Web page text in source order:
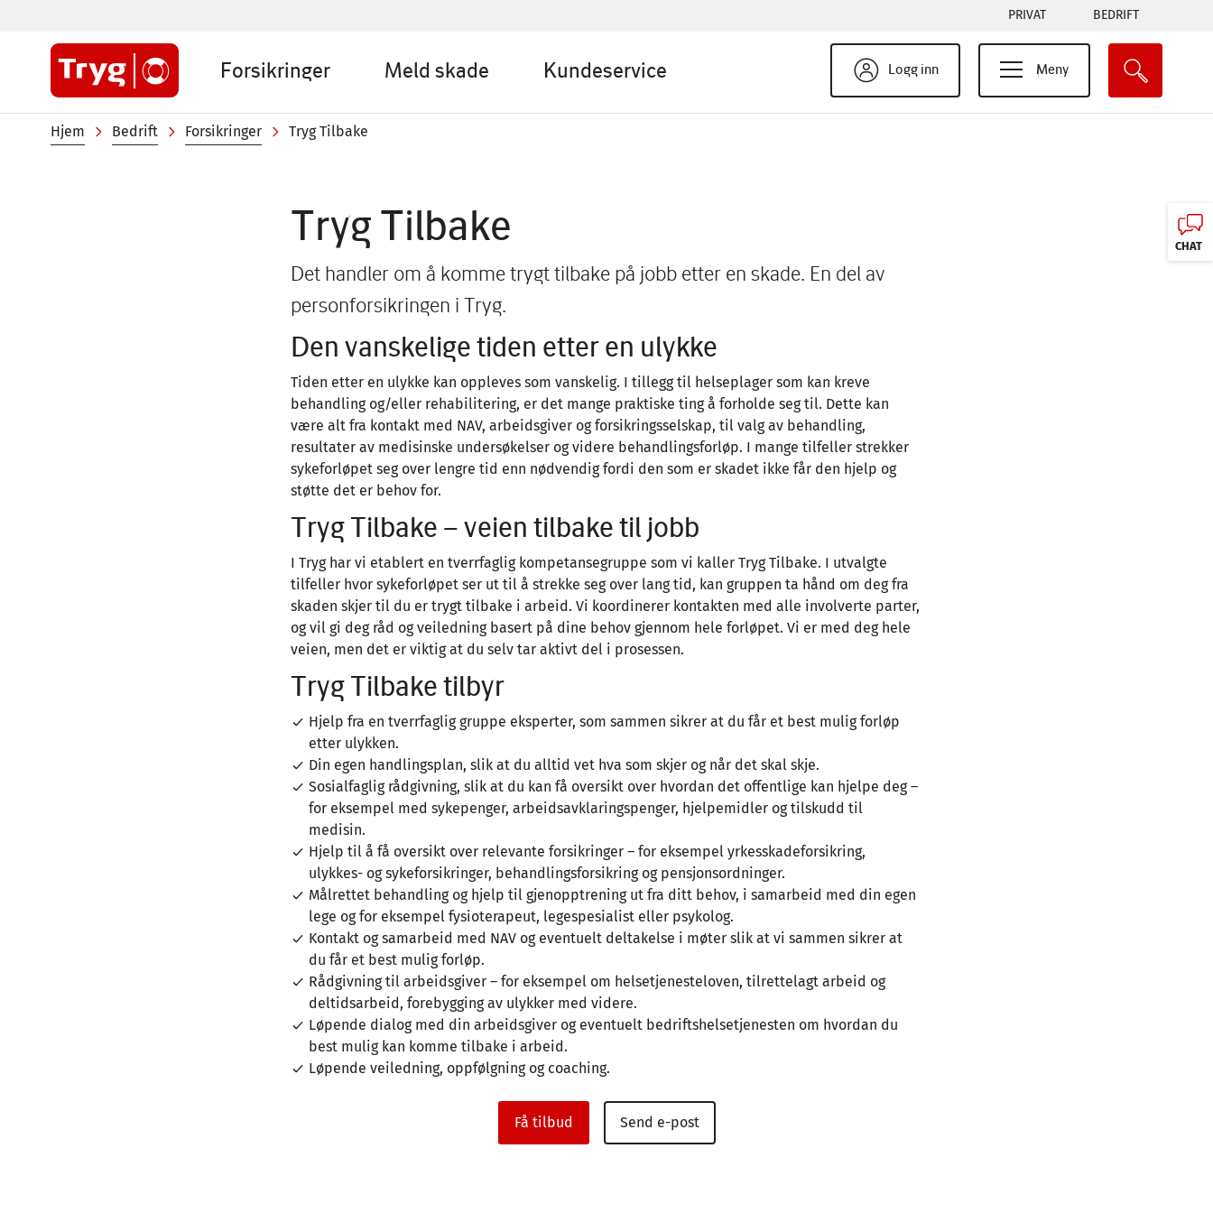
hovedinnhold
Tabs
menu
PRIVAT BEDRIFT
Sub
Company
Forsikringer Meld skade Kundeservice Logg inn Meny
Navigasjonssti
Hjem Bedrift Forsikringer Tryg Tilbake
Tryg Tilbake
Det handler om å komme trygt tilbake på jobb etter en skade. En del av
personforsikringen i Tryg.
Den vanskelige tiden etter en ulykke
Tiden etter en ulykke kan oppleves som vanskelig. I tillegg til helseplager som kan kreve
behandling og/eller rehabilitering, er det mange praktiske ting å forholde seg til. Dette kan
være alt fra kontakt med NAV, arbeidsgiver og forsikringsselskap, til valg av behandling,
resultater av medisinske undersøkelser og videre behandlingsforløp. I mange tilfeller strekker
sykeforløpet seg over lengre tid enn nødvendig fordi den som er skadet ikke får den hjelp og
støtte det er behov for.
Tryg Tilbake – veien tilbake til jobb
I Tryg har vi etablert en tverrfaglig kompetansegruppe som vi kaller Tryg Tilbake. I utvalgte
tilfeller hvor sykeforløpet ser ut til å strekke seg over lang tid, kan gruppen ta hånd om deg fra
skaden skjer til du er trygt tilbake i arbeid. Vi koordinerer kontakten med alle involverte parter,
og vil gi deg råd og veiledning basert på dine behov gjennom hele forløpet. Vi er med deg hele
veien, men det er viktig at du selv tar aktivt del i prosessen.
Tryg Tilbake tilbyr
Hjelp fra en tverrfaglig gruppe eksperter, som sammen sikrer at du får et best mulig forløp
etter ulykken.
Din egen handlingsplan, slik at du alltid vet hva som skjer og når det skal skje.
Sosialfaglig rådgivning, slik at du kan få oversikt over hvordan det offentlige kan hjelpe deg –
for eksempel med sykepenger, arbeidsavklaringspenger, hjelpemidler og tilskudd til
medisin.
Hjelp til å få oversikt over relevante forsikringer – for eksempel yrkesskadeforsikring,
ulykkes- og sykeforsikringer, behandlingsforsikring og pensjonsordninger.
Målrettet behandling og hjelp til gjenopptrening ut fra ditt behov, i samarbeid med din egen
lege og for eksempel fysioterapeut, legespesialist eller psykolog.
Kontakt og samarbeid med NAV og eventuelt deltakelse i møter slik at vi sammen sikrer at
du får et best mulig forløp.
Rådgivning til arbeidsgiver – for eksempel om helsetjenesteloven, tilrettelagt arbeid og
deltidsarbeid, forebygging av ulykker med videre.
Løpende dialog med din arbeidsgiver og eventuelt bedriftshelsetjenesten om hvordan du
best mulig kan komme tilbake i arbeid.
Løpende veiledning, oppfølgning og coaching.
Få tilbud Send e-post
CHAT